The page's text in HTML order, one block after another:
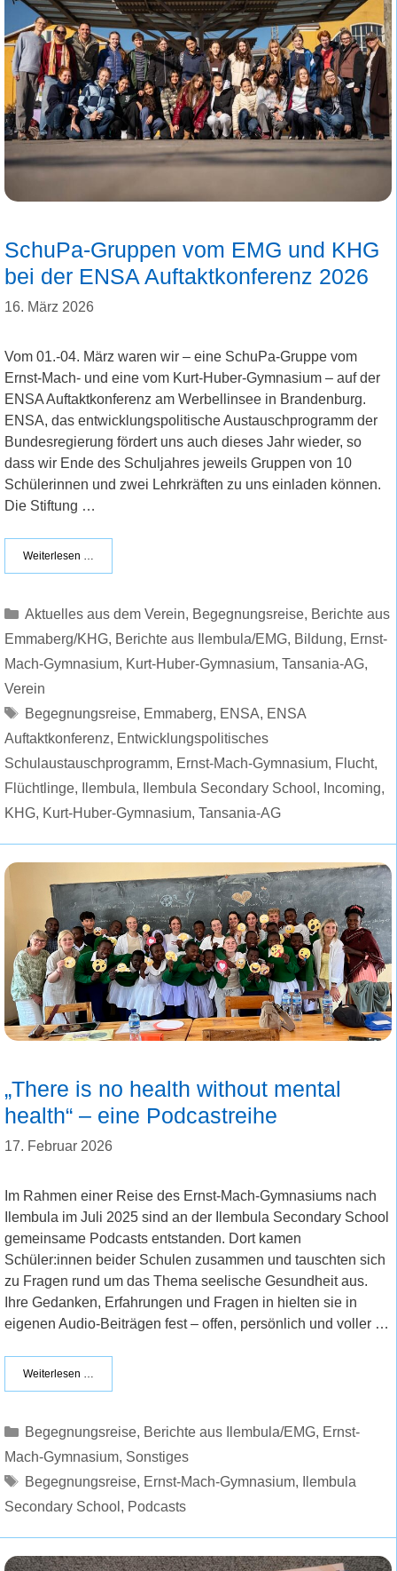
SchuPa-Gruppen vom EMG und KHG
bei der ENSA Auftaktkonferenz 2026
16. März 2026
Vom 01.-04. März waren wir – eine SchuPa-Gruppe vom
Ernst-Mach- und eine vom Kurt-Huber-Gymnasium – auf der
ENSA Auftaktkonferenz am Werbellinsee in Brandenburg.
ENSA, das entwicklungspolitische Austauschprogramm der
Bundesregierung fördert uns auch dieses Jahr wieder, so
dass wir Ende des Schuljahres jeweils Gruppen von 10
Schülerinnen und zwei Lehrkräften zu uns einladen können.
Die Stiftung …
Weiterlesen …
Kategorien
Aktuelles aus dem Verein, Begegnungsreise, Berichte aus
Emmaberg/KHG, Berichte aus Ilembula/EMG, Bildung, Ernst-
Mach-Gymnasium, Kurt-Huber-Gymnasium, Tansania-AG,
Verein
Schlagwörter
Begegnungsreise, Emmaberg, ENSA, ENSA
Auftaktkonferenz, Entwicklungspolitisches
Schulaustauschprogramm, Ernst-Mach-Gymnasium, Flucht,
Flüchtlinge, Ilembula, Ilembula Secondary School , Incoming,
KHG, Kurt-Huber-Gymnasium, Tansania-AG
„There is no health without mental
health“ – eine Podcastreihe
17. Februar 2026
Im Rahmen einer Reise des Ernst-Mach-Gymnasiums nach
Ilembula im Juli 2025 sind an der Ilembula Secondary School
gemeinsame Podcasts entstanden. Dort kamen
Schüler:innen beider Schulen zusammen und tauschten sich
zu Fragen rund um das Thema seelische Gesundheit aus.
Ihre Gedanken, Erfahrungen und Fragen in hielten sie in
eigenen Audio-Beiträgen fest – offen, persönlich und voller …
Weiterlesen …
Kategorien
Begegnungsreise, Berichte aus Ilembula/EMG, Ernst-
Mach-Gymnasium, Sonstiges
Schlagwörter
Begegnungsreise, Ernst-Mach-Gymnasium,
Ilembula
Secondary School , Podcasts